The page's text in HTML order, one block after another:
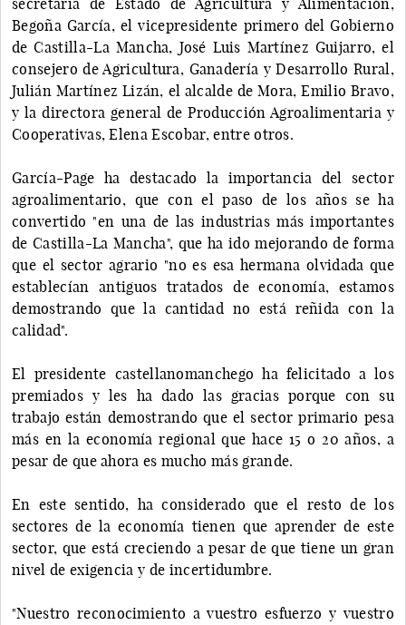
Begoña García, el vicepresidente primero del Gobierno
de Castilla-La Mancha, José Luis Martínez Guijarro, el
consejero de Agricultura, Ganadería y Desarrollo Rural,
Julián Martínez Lizán, el alcalde de Mora, Emilio Bravo,
y la directora general de Producción Agroalimentaria y
Cooperativas, Elena Escobar, entre otros.
García-Page ha destacado la importancia del sector
agroalimentario, que con el paso de los años se ha
convertido "en una de las industrias más importantes
de Castilla-La Mancha", que ha ido mejorando de forma
que el sector agrario "no es esa hermana olvidada que
establecían antiguos tratados de economía, estamos
demostrando que la cantidad no está reñida con la
calidad".
El presidente castellanomanchego ha felicitado a los
premiados y les ha dado las gracias porque con su
trabajo están demostrando que el sector primario pesa
más en la economía regional que hace 15 o 20 años, a
pesar de que ahora es mucho más grande.
En este sentido, ha considerado que el resto de los
sectores de la economía tienen que aprender de este
sector, que está creciendo a pesar de que tiene un gran
nivel de exigencia y de incertidumbre.
"Nuestro reconocimiento a vuestro esfuerzo y vuestro